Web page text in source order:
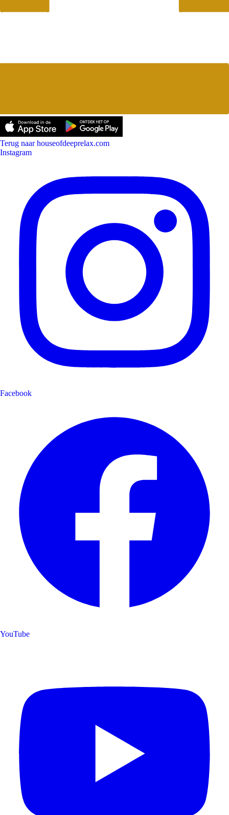
Terug naar houseofdeeprelax.com
Instagram
Facebook
YouTube